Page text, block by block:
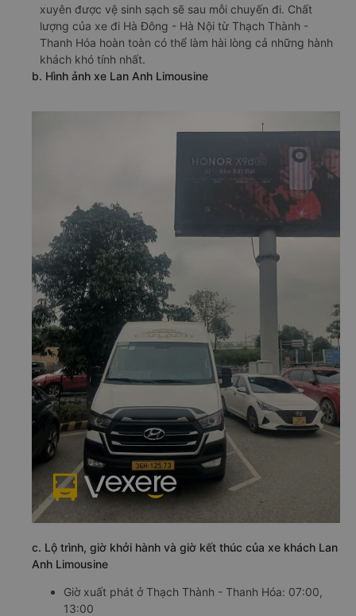
xuyên được vệ sinh sạch sẽ sau mỗi chuyến đi. Chất
lượng của xe đi Hà Đông - Hà Nội từ Thạch Thành -
Thanh Hóa hoàn toàn có thể làm hài lòng cả những hành
khách khó tính nhất.
b. Hình ảnh xe Lan Anh Limousine
c. Lộ trình, giờ khởi hành và giờ kết thúc của xe khách Lan
Anh Limousine
Giờ xuất phát ở Thạch Thành - Thanh Hóa: 07:00,
13:00